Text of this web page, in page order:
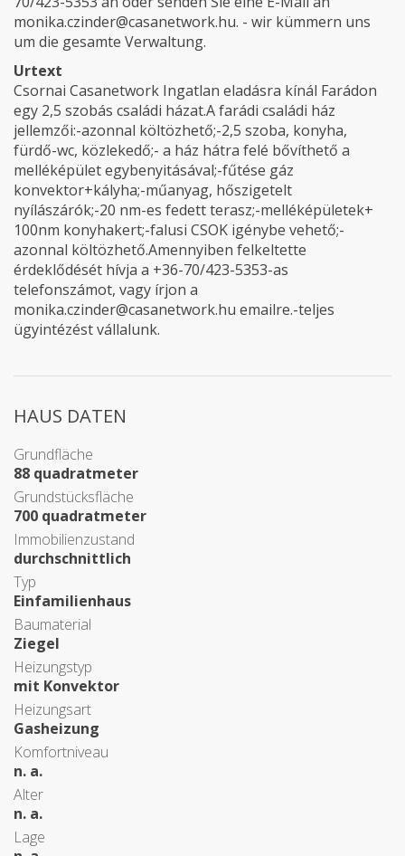
monika.czinder@casanetwork.hu. - wir kümmern uns
um die gesamte Verwaltung.
Urtext
Csornai Casanetwork Ingatlan eladásra kínál Farádon
egy 2,5 szobás családi házat.A farádi családi ház
jellemzői:-azonnal költözhető;-2,5 szoba, konyha,
fürdő-wc, közlekedő;- a ház hátra felé bővíthető a
melléképület egybenyitásával;-fűtése gáz
konvektor+kályha;-műanyag, hőszigetelt
nyílászárók;-20 nm-es fedett terasz;-melléképületek+
100nm konyhakert;-falusi CSOK igénybe vehető;-
azonnal költözhető.Amennyiben felkeltette
érdeklődését hívja a +36-70/423-5353-as
telefonszámot, vagy írjon a
monika.czinder@casanetwork.hu emailre.-teljes
ügyintézést vállalunk.
HAUS DATEN
Grundfläche
88 quadratmeter
Grundstücksfläche
700 quadratmeter
Immobilienzustand
durchschnittlich
Typ
Einfamilienhaus
Baumaterial
Ziegel
Heizungstyp
mit Konvektor
Heizungsart
Gasheizung
Komfortniveau
n. a.
Alter
n. a.
Lage